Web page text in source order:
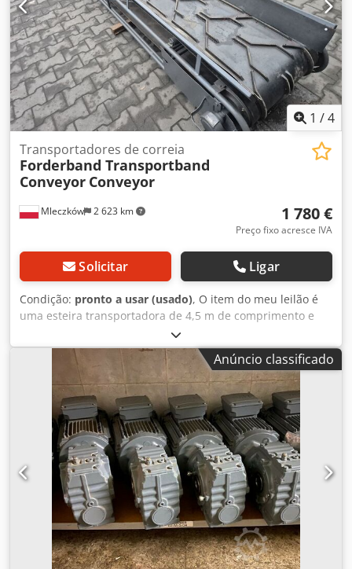
1 /4
Mleczków 2 623 km
Transportadores de correia
Forderband Transportband
Conveyor Conveyor
1 780 €
Preço fixo acresce IVA
Solicitar Ligar
Condição: pronto a usar (usado), O item do meu leilão é
uma esteira transportadora de 4,5 m de comprimento e
0,6 m de largura de correia. Possibilidade de transporte.
Dksdpexgndhefx Ailjr
Anúncio classificado